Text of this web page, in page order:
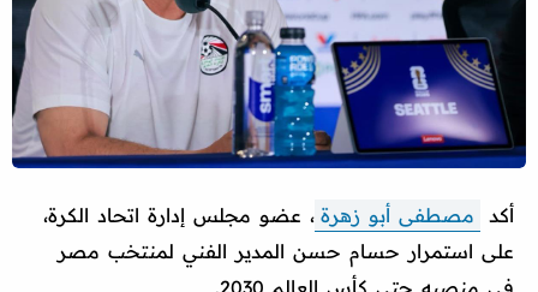
أكد مصطفى أبو زهرة ، عضو مجلس إدارة اتحاد الكرة،
على استمرار حسام حسن المدير الفني لمنتخب مصر